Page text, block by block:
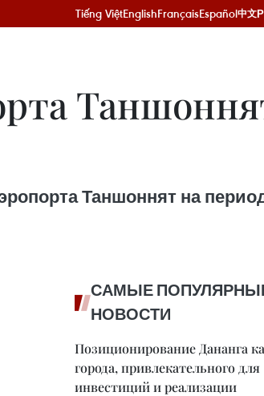
Tiếng ViệtEnglishFrançaisEspañol中文
Таншоннят на период
САМЫЕ
НОВОСТИ
Позиционирование Дананга
города, привлекательного для
инвестиций и реализации